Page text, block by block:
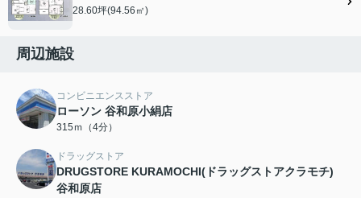
28.60坪(94.56㎡)
周辺施設
コンビニエンスストア
ローソン 谷和原小絹店
315ｍ（4分）
ドラッグストア
DRUGSTORE KURAMOCHI(ドラッグストアクラモチ)
谷和原店